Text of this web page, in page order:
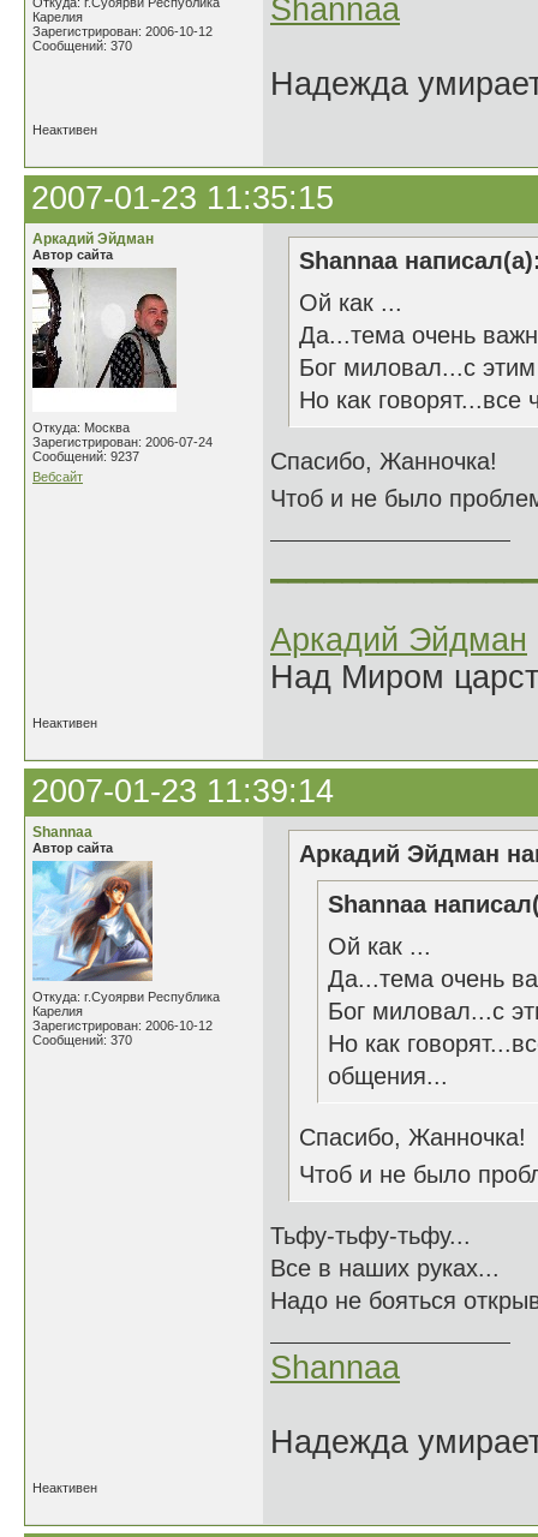
Карелия
Зарегистрирован: 2006-10-12
Сообщений: 370
Shannaa
Надежда
Неактивен
2007-01-23 11:35:15
Аркадий Эйдман
Автор сайта
Откуда: Москва
Зарегистрирован: 2006-07-24
Сообщений: 9237
Вебсайт
Shannaa
Ой как ...
Да...тема очень
Бог миловал...с
Но как
Спасибо, Жанночка!
Чтоб и не было
Аркадий Эйдман
Над Миром
Неактивен
2007-01-23 11:39:14
Shannaa
Автор сайта
Откуда: г.Суоярви Республика
Карелия
Зарегистрирован: 2006-10-12
Сообщений: 370
Аркадий Эйдман
Shannaa
Ой как ...
Да...тема очень
Бог миловал...с
Но как
общения...
Спасибо, Жанночка!
Чтоб и не было
Тьфу-тьфу-тьфу...
Все в наших руках...
Надо не бояться
Shannaa
Надежда
Неактивен